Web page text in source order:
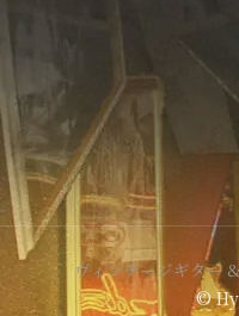
ヴィンテージギター
©